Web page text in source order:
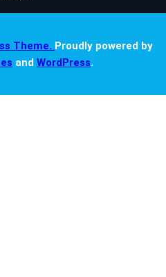
Theme. Proudly powered by
and WordPress.